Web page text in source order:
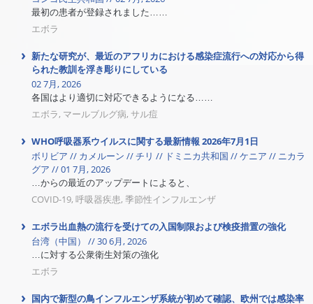
最初の患者が登録されました……
エボラ
新たな研究が、最近のアフリカにおける感染症流行への対応から得
られた教訓を浮き彫りにしている
02 7月, 2026
各国はより適切に対応できるようになる……
エボラ, マールブルグ病, サル痘
WHO呼吸器系ウイルスに関する最新情報 2026年7月1日
ボリビア // カメルーン // チリ // ドミニカ共和国 // ケニア // ニカラ
グア // 01 7月, 2026
…からの最近のアップデートによると、
COVID-19, 呼吸器疾患, 季節性インフルエンザ
エボラ出血熱の流行を受けての入国制限および検疫措置の強化
台湾（中国） // 30 6月, 2026
…に対する公衆衛生対策の強化
エボラ
国内で新型の鳥インフルエンザ系統が初めて確認、欧州では感染率